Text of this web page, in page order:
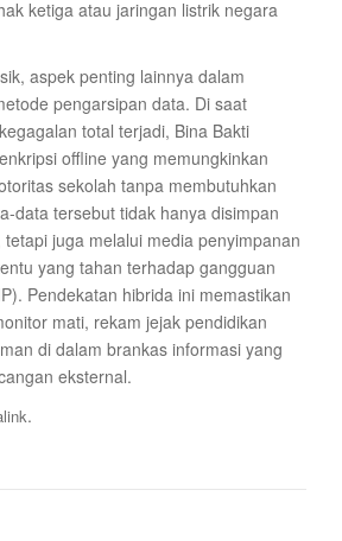
ketiga atau jaringan listrik negara
aspek penting lainnya dalam
pengarsipan data. Di saat
kegagalan total terjadi, Bina Bakti
offline yang memungkinkan
sekolah tanpa membutuhkan
data tersebut tidak hanya disimpan
juga melalui media penyimpanan
yang tahan terhadap gangguan
Pendekatan hibrida ini memastikan
mati, rekam jejak pendidikan
di dalam brankas informasi yang
eksternal.
.